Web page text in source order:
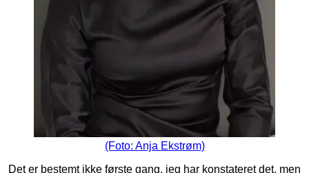
(Foto: Anja Ekstrøm)
Det er bestemt ikke første gang, jeg har konstateret det, men